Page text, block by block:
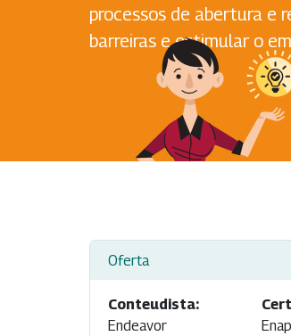
processos de abertura e
barreiras e estimular o
Oferta
Conteudista:
Endeavor